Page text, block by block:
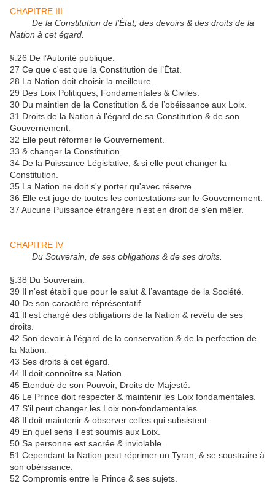
CHAPITRE III
De la Constitution de l’État, des devoirs & des droits de la
Nation à cet égard.
§.26 De l’Autorité publique.
27 Ce que c'est que la Constitution de l’État.
28 La Nation doit choisir la meilleure.
29 Des Loix Politiques, Fondamentales & Civiles.
30 Du maintien de la Constitution & de l’obéissance aux Loix.
31 Droits de la Nation à l’égard de sa Constitution & de son
Gouvernement.
32 Elle peut réformer le Gouvernement.
33 & changer la Constitution.
34 De la Puissance Législative, & si elle peut changer la
Constitution.
35 La Nation ne doit s'y porter qu'avec réserve.
36 Elle est juge de toutes les contestations sur le Gouvernement.
37 Aucune Puissance étrangère n'est en droit de s'en mêler.
CHAPITRE IV
Du Souverain, de ses obligations & de ses droits.
§.38 Du Souverain.
39 Il n'est établi que pour le salut & l’avantage de la Société.
40 De son caractère réprésentatif.
41 Il est chargé des obligations de la Nation & revêtu de ses
droits.
42 Son devoir à l’égard de la conservation & de la perfection de
la Nation.
43 Ses droits à cet égard.
44 Il doit connoître sa Nation.
45 Etenduë de son Pouvoir, Droits de Majesté.
46 Le Prince doit respecter & maintenir les Loix fondamentales.
47 S'il peut changer les Loix non-fondamentales.
48 Il doit maintenir & observer celles qui subsistent.
49 En quel sens il est soumis aux Loix.
50 Sa personne est sacrée & inviolable.
51 Cependant la Nation peut réprimer un Tyran, & se soustraire à
son obéissance.
52 Compromis entre le Prince & ses sujets.